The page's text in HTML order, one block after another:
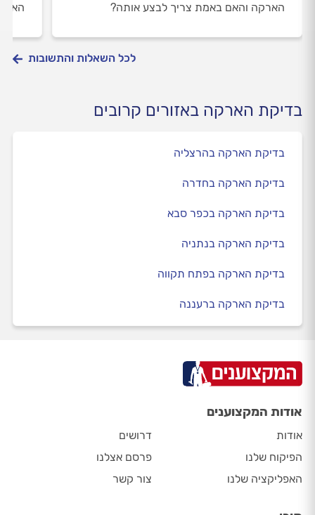
הארקה והאם באמת צריך לבצע אותה?
האם
לכל השאלות והתשובות
בדיקת הארקה באזורים קרובים
בדיקת הארקה בהרצליה
בדיקת הארקה בחדרה
בדיקת הארקה בכפר סבא
בדיקת הארקה בנתניה
בדיקת הארקה בפתח תקווה
בדיקת הארקה ברעננה
אודות המקצוענים
אודות
הפיקוח שלנו
האפליקציה שלנו
דרושים
פרסם אצלנו
צור קשר